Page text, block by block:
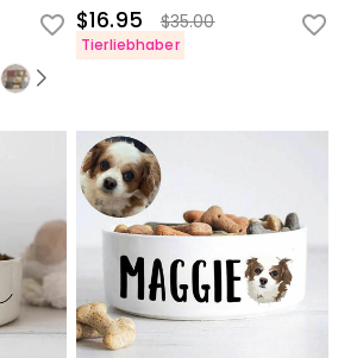
$16.95 $35.00
Tierliebhaber